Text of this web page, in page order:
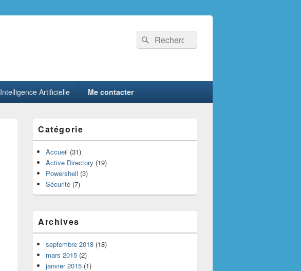
Recherche :
Rechercher
Intelligence Artificielle Me contacter
principale
de
widget
pour
barre
latérale
Catégorie
Accueil (31)
Active Directory (19)
Powershell (3)
Sécurité (7)
Archives
septembre 2018 (18)
mars 2015 (2)
janvier 2015 (1)